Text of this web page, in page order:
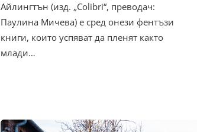
Айлингтън (изд. „Colibri“, преводач:
Паулина Мичева) е сред онези фентъзи
книги, които успяват да пленят както
млади…